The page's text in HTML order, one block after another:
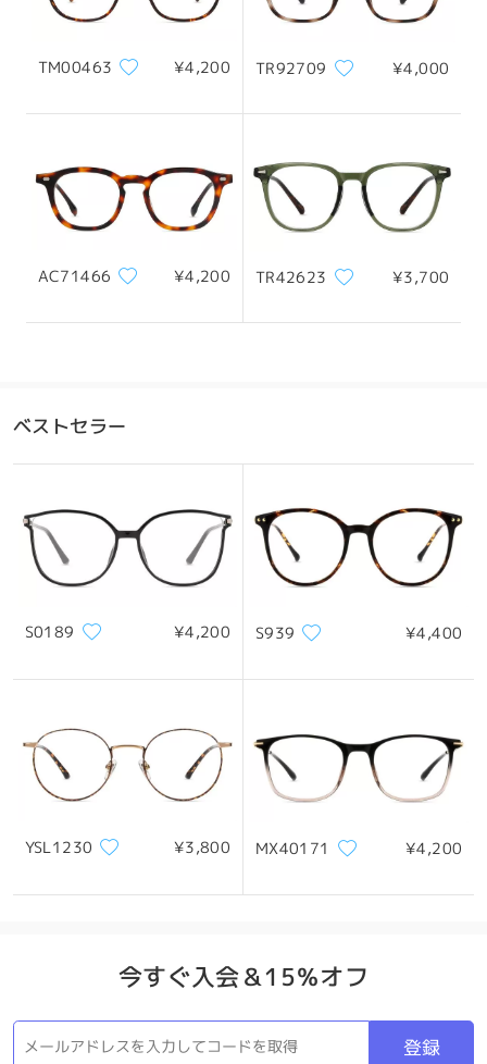
130mm/ 5.12in
143mm/ 5.63in
レンズ幅
48mm/ 1.89in
天地幅
ブリッジ幅
22mm/ 0.87in
四角顔 丸顔 ハート顔 ひし形の顔 卵型の顔
製品概要
TM00463 ¥4,200 TR92709 ¥4,000
AC71466 ¥4,200 TR42623 ¥3,700
ベストセラー
S0189 ¥4,200 S939 ¥4,400
YSL1230 ¥3,800 MX40171 ¥4,200
今すぐ入会＆15％オフ
登録